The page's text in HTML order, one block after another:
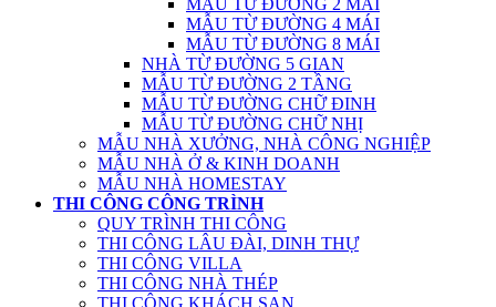
MẪU TỪ ĐƯỜNG 2 MÁI
MẪU TỪ ĐƯỜNG 4 MÁI
MẪU TỪ ĐƯỜNG 8 MÁI
NHÀ TỪ ĐƯỜNG 5 GIAN
MẪU TỪ ĐƯỜNG 2 TẦNG
MẪU TỪ ĐƯỜNG CHỮ ĐINH
MẪU TỪ ĐƯỜNG CHỮ NHỊ
MẪU NHÀ XƯỞNG, NHÀ CÔNG NGHIỆP
MẪU NHÀ Ở & KINH DOANH
MẪU NHÀ HOMESTAY
THI CÔNG CÔNG TRÌNH
QUY TRÌNH THI CÔNG
THI CÔNG LÂU ĐÀI, DINH THỰ
THI CÔNG VILLA
THI CÔNG NHÀ THÉP
THI CÔNG KHÁCH SẠN